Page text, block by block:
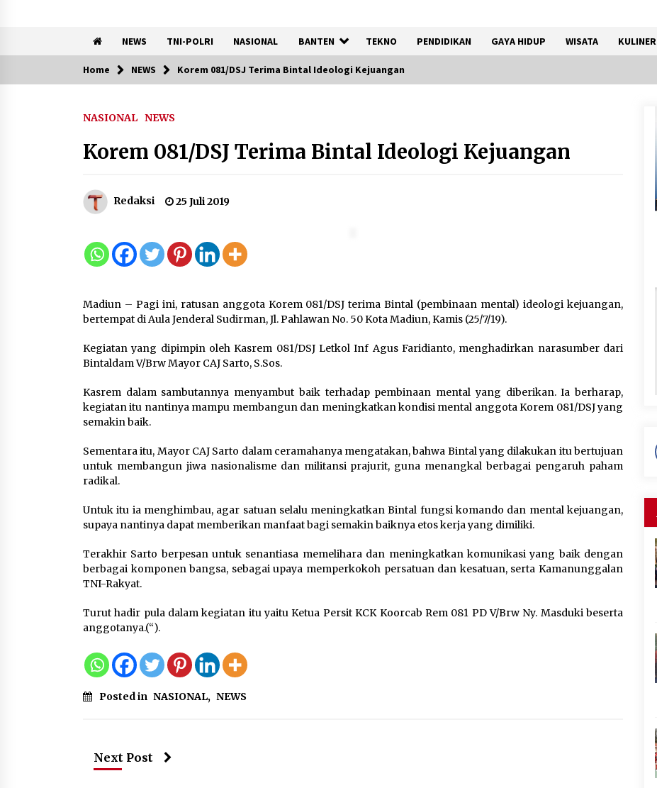
NEWS TNI-POLRI NASIONAL BANTEN TEKNO PENDIDIKAN GAYA HIDUP WISATA KULINER
Trending Now
Wamenhan Pimpin Prosesi
Pejabat Tinggi Kemhan
Konsolidasi Internal Jelang
Pemilu 2029
Wujudkan Lansia Sehat, Aktif,
dan Bahagia
Kemenkum Malut Ikuti ‘Pasti
Transformasi Digital
7 Agustus 2026
Kemnaker Siapkan Regulasi
Selaras dengan Tantangan
7 Agustus 2026
Pemanfaatan Limbah Galon
200 Pohon Cabai Dukung
Program Ketahanan Pangan
Tagihan Air Tanpa
Transisi Panjang Pengelolaan
, Perumdam TKR Didesak
Transparan
Home NEWS Korem 081/DSJ Terima Bintal Ideologi Kejuangan
NASIONAL NEWS
Korem 081/DSJ Terima Bintal Ideologi Kejuangan
Redaksi 25 Juli 2019
Madiun – Pagi ini, ratusan anggota Korem 081/DSJ terima Bintal (pembinaan mental) ideologi kejuangan,
bertempat di Aula Jenderal Sudirman, Jl. Pahlawan No. 50 Kota Madiun, Kamis (25/7/19).
Kegiatan yang dipimpin oleh Kasrem 081/DSJ Letkol Inf Agus Faridianto, menghadirkan narasumber dari
Bintaldam V/Brw Mayor CAJ Sarto, S.Sos.
Kasrem dalam sambutannya menyambut baik terhadap pembinaan mental yang diberikan. Ia berharap,
kegiatan itu nantinya mampu membangun dan meningkatkan kondisi mental anggota Korem 081/DSJ yang
semakin baik.
Sementara itu, Mayor CAJ Sarto dalam ceramahanya mengatakan, bahwa Bintal yang dilakukan itu bertujuan
untuk membangun jiwa nasionalisme dan militansi prajurit, guna menangkal berbagai pengaruh paham
radikal.
Untuk itu ia menghimbau, agar satuan selalu meningkatkan Bintal fungsi komando dan mental kejuangan,
supaya nantinya dapat memberikan manfaat bagi semakin baiknya etos kerja yang dimiliki.
Terakhir Sarto berpesan untuk senantiasa memelihara dan meningkatkan komunikasi yang baik dengan
berbagai komponen bangsa, sebagai upaya memperkokoh persatuan dan kesatuan, serta Kamanunggalan
TNI-Rakyat.
Turut hadir pula dalam kegiatan itu yaitu Ketua Persit KCK Koorcab Rem 081 PD V/Brw Ny. Masduki beserta
anggotanya.(“).
Posted in NASIONAL, NEWS
Next Post